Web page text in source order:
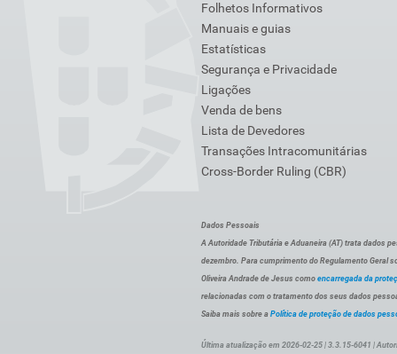
Folhetos Informativos
Manuais e guias
Estatísticas
Segurança e Privacidade
Ligações
Venda de bens
Lista de Devedores
Transações Intracomunitárias
Cross-Border Ruling (CBR)
Dados Pessoais
A Autoridade Tributária e Aduaneira (AT) trata dados
dezembro. Para cumprimento do Regulamento Geral
Oliveira Andrade de Jesus como encarregada da
relacionadas com o tratamento dos seus dados
Saiba mais sobre a Política de proteção de dados
Última atualização em 2026-02-25 | 3.3.15-6041 |